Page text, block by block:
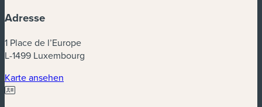
Adresse
1 Place de l’Europe
L-1499 Luxembourg
Karte ansehen